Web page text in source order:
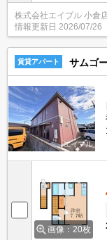
株式会社エイブル 小倉
情報更新日 2026/07/26
賃貸アパート サムゴ
画像：20枚